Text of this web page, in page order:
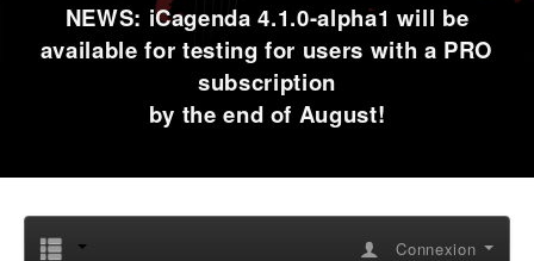
NEWS: iCagenda 4.1.0-alpha1 will be
available for testing for users with a PRO
subscription
by the end of August!
Connexion